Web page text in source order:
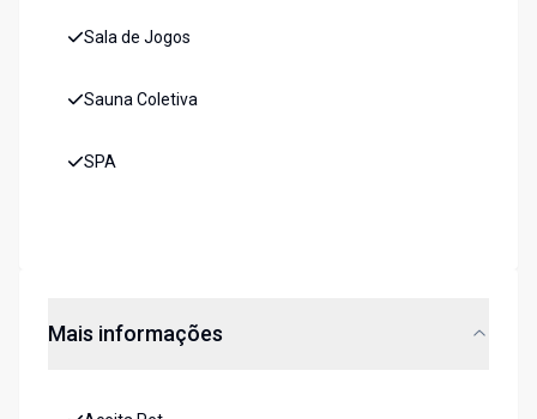
Sala de Jogos
Sauna Coletiva
SPA
Mais informações